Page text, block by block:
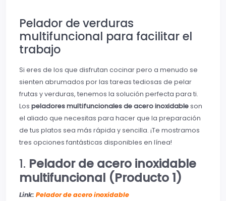
Pelador de verduras
multifuncional para facilitar el
trabajo
Si eres de los que disfrutan cocinar pero a menudo se
sienten abrumados por las tareas tediosas de pelar
frutas y verduras, tenemos la solución perfecta para ti.
Los peladores multifuncionales de acero inoxidableson
el aliado que necesitas para hacer que la preparación
de tus platos sea más rápida y sencilla. ¡Te mostramos
tres opciones fantásticas disponibles en línea!
1. Pelador de acero inoxidable
multifuncional (Producto 1)
Link: Pelador de acero inoxidable